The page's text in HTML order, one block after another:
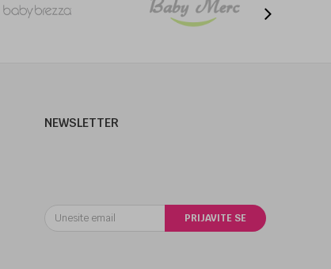
NEWSLETTER
PRIJAVITE SE